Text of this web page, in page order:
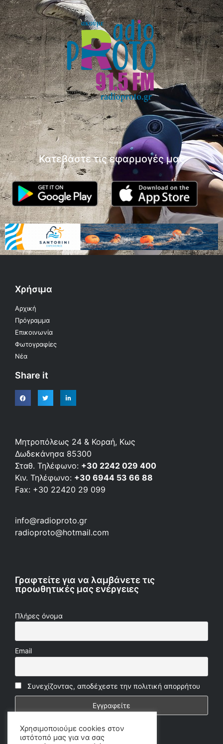
Κατεβάστε τις εφαρμογές μας
Χρήσιμα
Αρχική
Πρόγραμμα
Επικοινωνία
Φωτογραφίες
Νέα
Share it
Μητροπόλεως 24 & Κοραή, Κως
Δωδεκάνησα 85300
Σταθ. Τηλέφωνο: +30 2242 029 400
Κιν. Τηλέφωνο: +30 6944 53 66 88
Fax: +30 22420 29 099
info@radioproto.gr
radioproto@hotmail.com
Γραφτείτε για να λαμβάνετε τις
προωθητικές μας ενέργειες
Πλήρες όνομα
Email
Συνεχίζοντας, αποδέχεστε την πολιτική απορρήτου
Χρησιμοποιούμε cookies στον
ιστότοπό μας για να σας